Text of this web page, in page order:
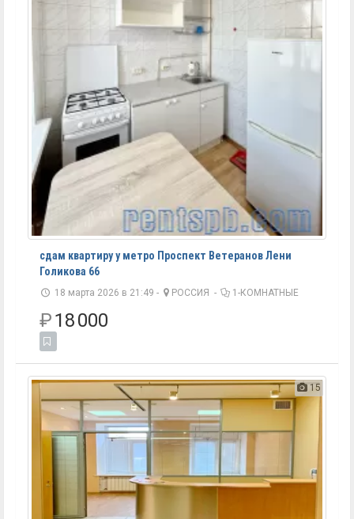
сдам квартиру у метро Проспект Ветеранов Лени
Голикова 66
18 марта 2026 в 21:49 - РОССИЯ - 1-КОМНАТНЫЕ
₽18 000
15